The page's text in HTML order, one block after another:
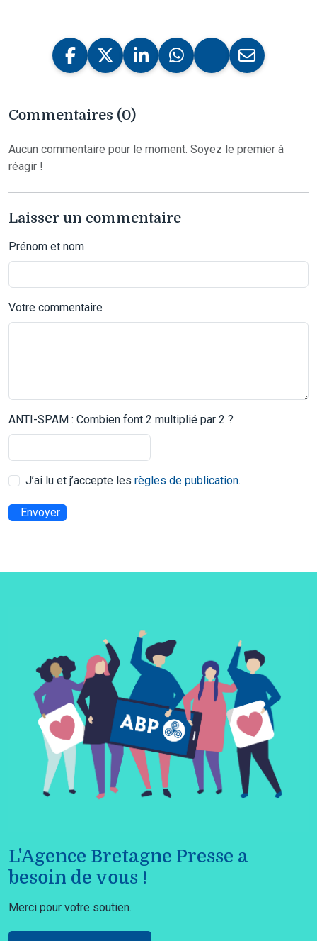
Commentaires (0)
Aucun commentaire pour le moment. Soyez le premier à
réagir !
Laisser un commentaire
Prénom et nom
Votre commentaire
ANTI-SPAM : Combien font 2 multiplié par 2 ?
J’ai lu et j’accepte les règles de publication.
Envoyer
L'Agence Bretagne Presse a
besoin de vous !
Merci pour votre soutien.